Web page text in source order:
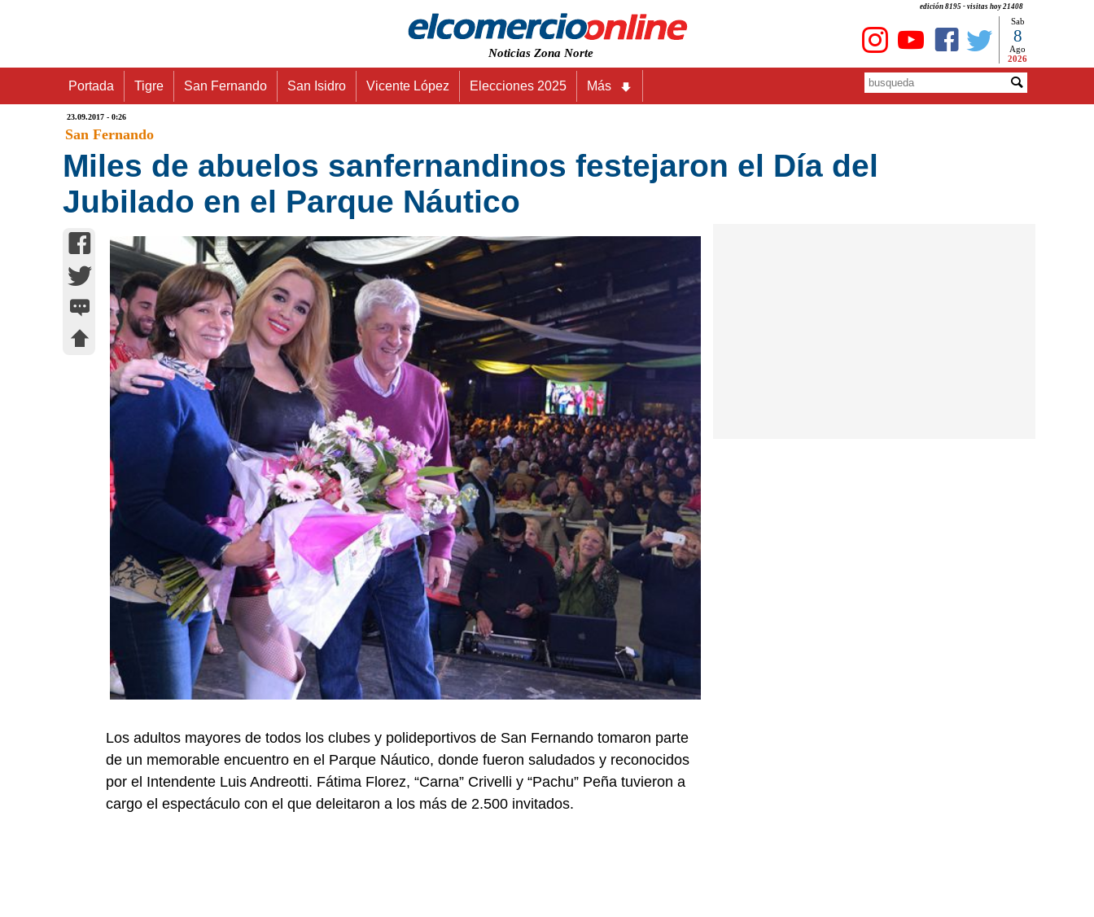
edición 8195 - visitas hoy 21408
Noticias Zona Norte
Sab
8
Ago
2026
Portada Tigre San Fernando San Isidro Vicente López Elecciones 2025 Más
23.09.2017 - 0:26
San Fernando
Miles de abuelos sanfernandinos festejaron el Día del
Jubilado en el Parque Náutico
Los adultos mayores de todos los clubes y polideportivos de San Fernando tomaron parte
de un memorable encuentro en el Parque Náutico, donde fueron saludados y reconocidos
por el Intendente Luis Andreotti. Fátima Florez, “Carna” Crivelli y “Pachu” Peña tuvieron a
cargo el espectáculo con el que deleitaron a los más de 2.500 invitados.